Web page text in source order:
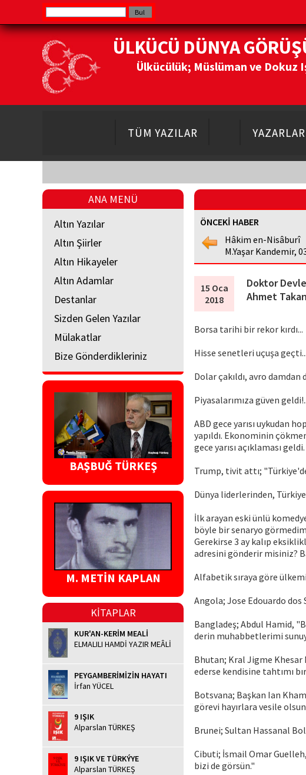
ÜLKÜCÜ DÜNYA
Ülkücülük; Müslüman ve Dokuz
TÜM YAZILAR YAZARLAR
ANA MENÜ
Altın Yazılar
Altın Şiirler
Altın Hikayeler
Altın Adamlar
Destanlar
Sizden Gelen Yazılar
Mülakatlar
Bize Gönderdikleriniz
BAŞBUĞ TÜRKEŞ
M. METİN KAPLAN
KİTAPLAR
KUR'AN-KERİM MEALİ
ELMALILI HAMDİ YAZIR MEÂLİ
PEYGAMBERİMİZİN HAYATI
İrfan YÜCEL
9 IŞIK
Alparslan TÜRKEŞ
9 IŞIK VE TÜRKÝYE
Alparslan TÜRKEŞ
ÖNCEKİ HABER
Hâkim en-Nisâburî
M.Yaşar Kandemir,
15 Oca
2018
Doktor
Ahmet Takan
Borsa tarihi bir rekor kırdı...
Hisse senetleri uçuşa geçti...
Dolar çakıldı, avro damdan
Piyasalarımıza güven geldi!..
ABD gece yarısı uykudan
yapıldı. Ekonominin
gece yarısı açıklaması geldi.
Trump, tivit attı;
Dünya liderlerinden,
İlk arayan eski ünlü
böyle bir senaryo
Gerekirse 3 ay kalıp
adresini gönderir misiniz?
Alfabetik sıraya göre
Angola; Jose Edouardo
Bangladeş; Abdul Hamid,
derin muhabbetlerimi
Bhutan; Kral Jigme Khesar
ederse kendisine tahtımı
Botsvana; Başkan Ian
görevi hayırlara vesile
Brunei; Sultan Hassanal
Cibuti; İsmail Omar
bizi de görsün."